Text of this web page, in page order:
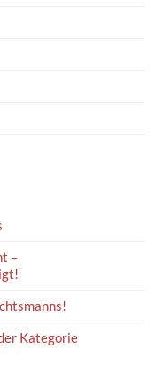
–
Kategorie